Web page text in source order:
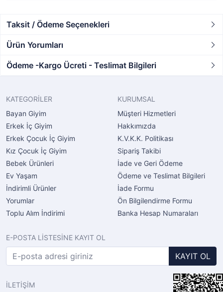
Taksit / Ödeme Seçenekleri
Ürün Yorumları
Ödeme -Kargo Ücreti - Teslimat Bilgileri
KATEGORİLER
Bayan Giyim
Erkek İç Giyim
Erkek Çocuk İç Giyim
Kız Çocuk İç Giyim
Bebek Ürünleri
Ev Yaşam
İndirimli Ürünler
Yorumlar
Toplu Alım İndirimi
KURUMSAL
Müşteri Hizmetleri
Hakkımızda
K.V.K.K. Politikası
Sipariş Takibi
İade ve Geri Ödeme
Ödeme ve Teslimat Bilgileri
İade Formu
Ön Bilgilendirme Formu
Banka Hesap Numaraları
E-POSTA LİSTESİNE KAYIT OL
KAYIT OL
İLETİŞİM